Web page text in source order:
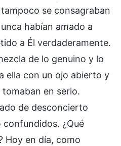
se consagraban
habían amado a
a Él verdaderamente.
de lo genuino y lo
ella con un ojo abierto y
en serio.
de desconcierto
¿Qué
Hoy en día, como